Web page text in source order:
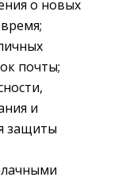
о новых
почты;
и
защиты